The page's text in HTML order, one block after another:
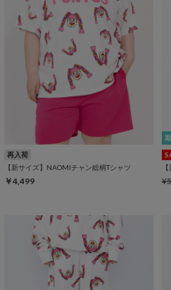
再入荷
【新サイズ】NAOMIチャン総柄Tシャツ
￥4,499